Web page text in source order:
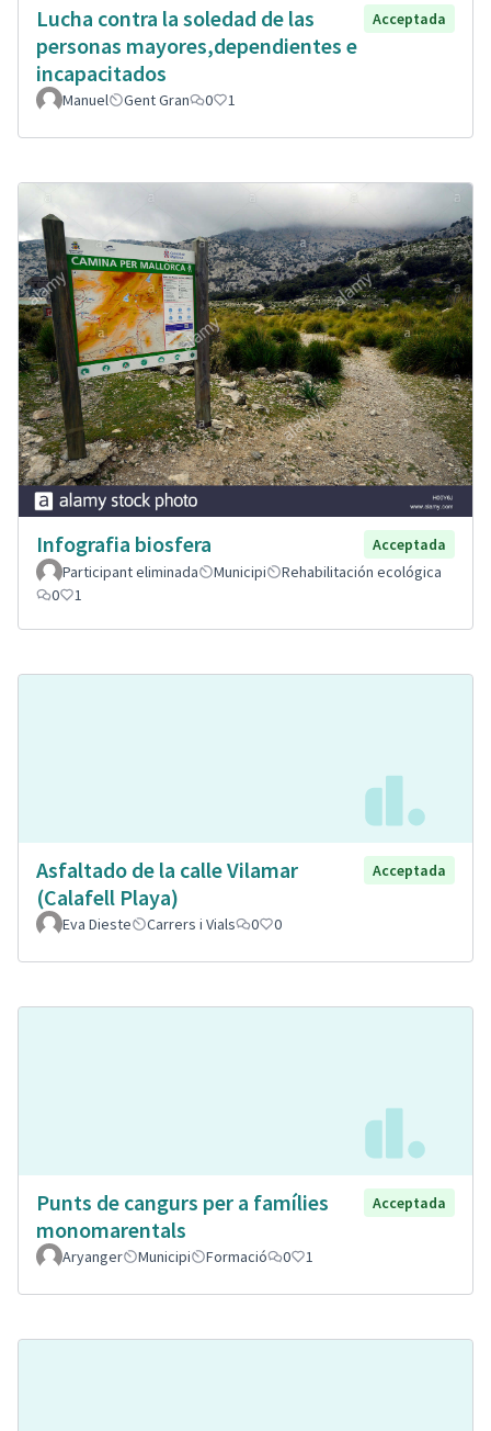
Lucha contra la soledad de las
personas mayores,dependientes e
incapacitados
Acceptada
Manuel Gent Gran 0 1
Infografia biosfera
Acceptada
Participant eliminada
Municipi
Rehabilitación ecológica
0
1
Asfaltado de la calle Vilamar
(Calafell Playa)
Acceptada
Eva Dieste Carrers i Vials 0 0
Punts de cangurs per a famílies
monomarentals
Acceptada
Aryanger Municipi Formació 0 1